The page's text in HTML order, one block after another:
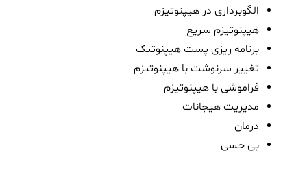
الگوبرداری در هیپنوتیزم
هیپنوتیزم سریع
برنامه ریزی پست هیپنوتیک
تغییر سرنوشت با هیپنوتیزم
فراموشی با هیپنوتیزم
مدیریت هیجانات
درمان
بی حسی